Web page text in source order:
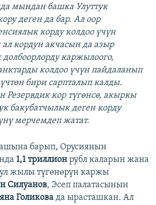
мындан башка Улуттук
деген да бар. Ал оор
корду колдоо үчүн
ал кордун акчасын да азыр
каржылоого,
колдоо үчүн пайдаланып
бири сарпталып калды.
Резервдик кор түгөнсө, акыркы
бакубатчылык деген корду
мерчемдеп жатат.
барып, Орусиянын
1,1 триллион рубл каларын жана
жылы түгөнөрүн каржы
Силуанов, Эсеп палатасынын
Голикова да ырасташкан. Ал